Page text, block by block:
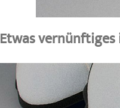
Etwas vernünftiges